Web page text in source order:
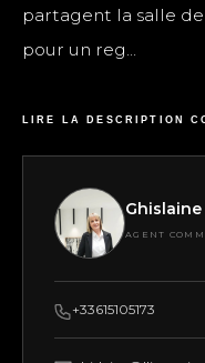
partagent la salle
pour un reg...
LIRE LA DESCRIPTION
Ghislaine
AGENT
+33615105173